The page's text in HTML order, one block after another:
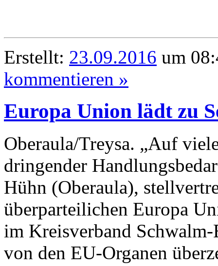
Erstellt: 23.09.2016 um
kommentieren »
Europa Union lädt zu
Oberaula/Treysa. „Auf
dringender
Hühn (Oberaula),
überparteilichen Europa
im Kreisverband
von den EU-Organen